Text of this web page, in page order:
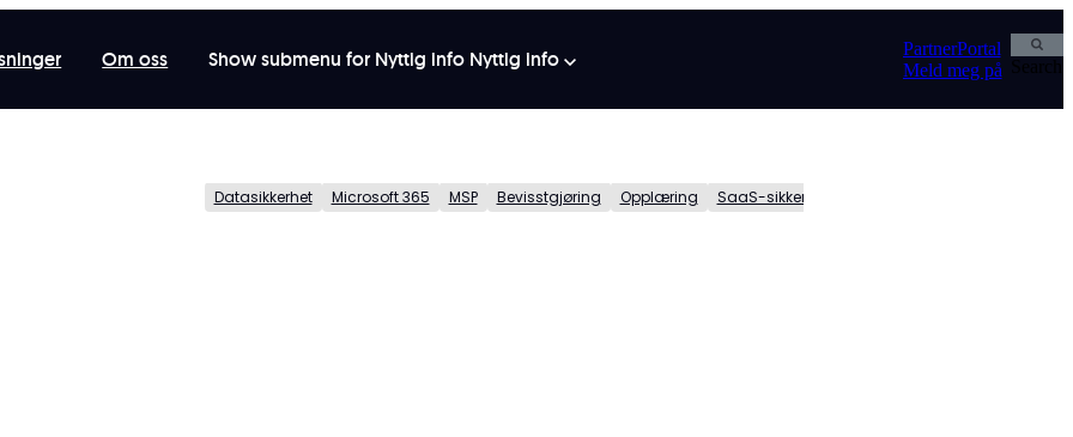
Om oss Show submenu for Nyttig info Nyttig info
PartnerPortal
Meld meg på Search
Datasikkerhet Microsoft 365 MSP Bevisstgjøring Opplæring
SaaS-sikkerhet